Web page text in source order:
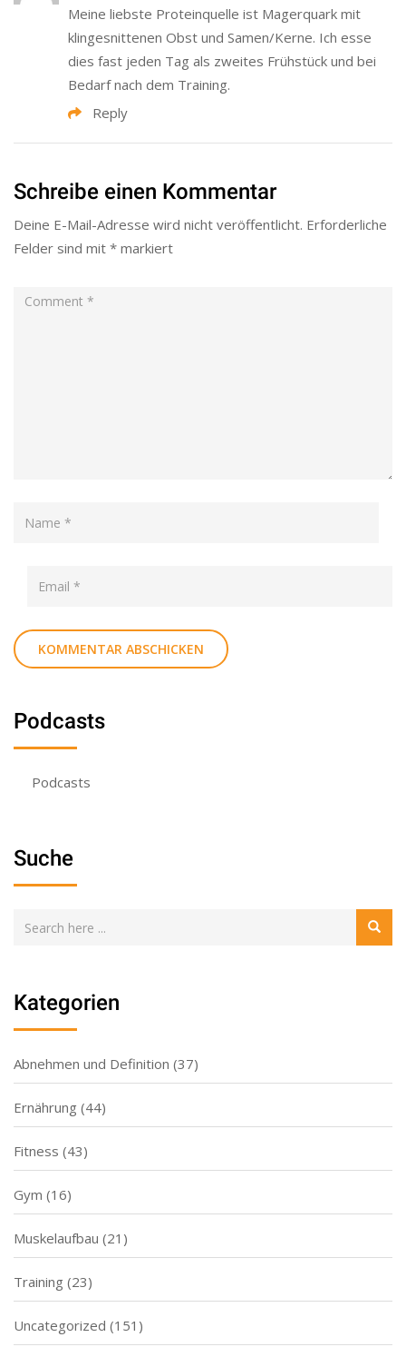
Meine liebste Proteinquelle ist Magerquark mit
klingesnittenen Obst und Samen/Kerne. Ich esse
dies fast jeden Tag als zweites Frühstück und bei
Bedarf nach dem Training.
Reply
Schreibe einen Kommentar
Deine E-Mail-Adresse wird nicht veröffentlicht. Erforderliche
Felder sind mit * markiert
Podcasts
Podcasts
Suche
Kategorien
Abnehmen und Definition (37)
Ernährung (44)
Fitness (43)
Gym (16)
Muskelaufbau (21)
Training (23)
Uncategorized (151)